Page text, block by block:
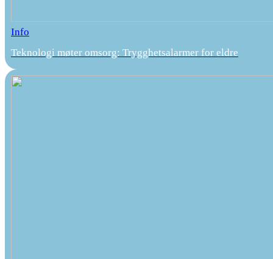
Info
Teknologi møter omsorg: Trygghetsalarmer for eldre